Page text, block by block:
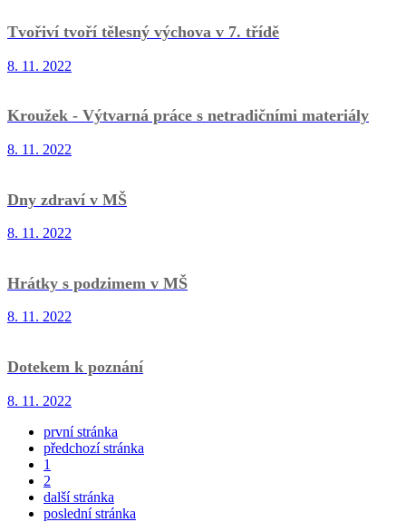
Tvořiví tvoří tělesný výchova v 7. třídě
8. 11. 2022
Kroužek - Výtvarná práce s netradičními materiály
8. 11. 2022
Dny zdraví v MŠ
8. 11. 2022
Hrátky s podzimem v MŠ
8. 11. 2022
Dotekem k poznání
8. 11. 2022
první stránka
předchozí stránka
1
2
další stránka
poslední stránka